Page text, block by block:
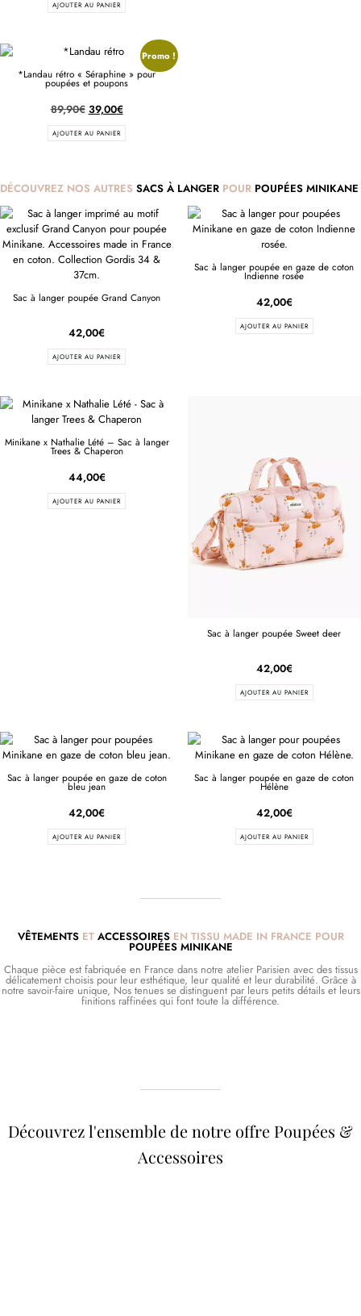
AJOUTER AU PANIER
Promo !
*Landau rétro « Séraphine » pour
poupées et poupons
89,90€ 39,00€
AJOUTER AU PANIER
DÉCOUVREZ NOS AUTRES SACS À LANGER POUR POUPÉES MINIKANE
Sac à langer poupée Grand Canyon
42,00€
AJOUTER AU PANIER
Sac à langer poupée en gaze de coton
Indienne rosée
42,00€
AJOUTER AU PANIER
Minikane x Nathalie Lété – Sac à langer
Trees & Chaperon
44,00€
AJOUTER AU PANIER
Sac à langer poupée Sweet deer
42,00€
AJOUTER AU PANIER
Sac à langer poupée en gaze de coton
bleu jean
42,00€
AJOUTER AU PANIER
Sac à langer poupée en gaze de coton
Hélène
42,00€
AJOUTER AU PANIER
VÊTEMENTSET ACCESSOIRESEN TISSU MADE IN FRANCE POUR
POUPÉES MINIKANE
Chaque pièce est fabriquée en France dans notre atelier Parisien avec des tissus
délicatement choisis pour leur esthétique, leur qualité et leur durabilité. Grâce à
notre savoir-faire unique, Nos tenues se distinguent par leurs petits détails et leurs
finitions raffinées qui font toute la différence.
Découvrez l'ensemble de notre offre Poupées &
Accessoires